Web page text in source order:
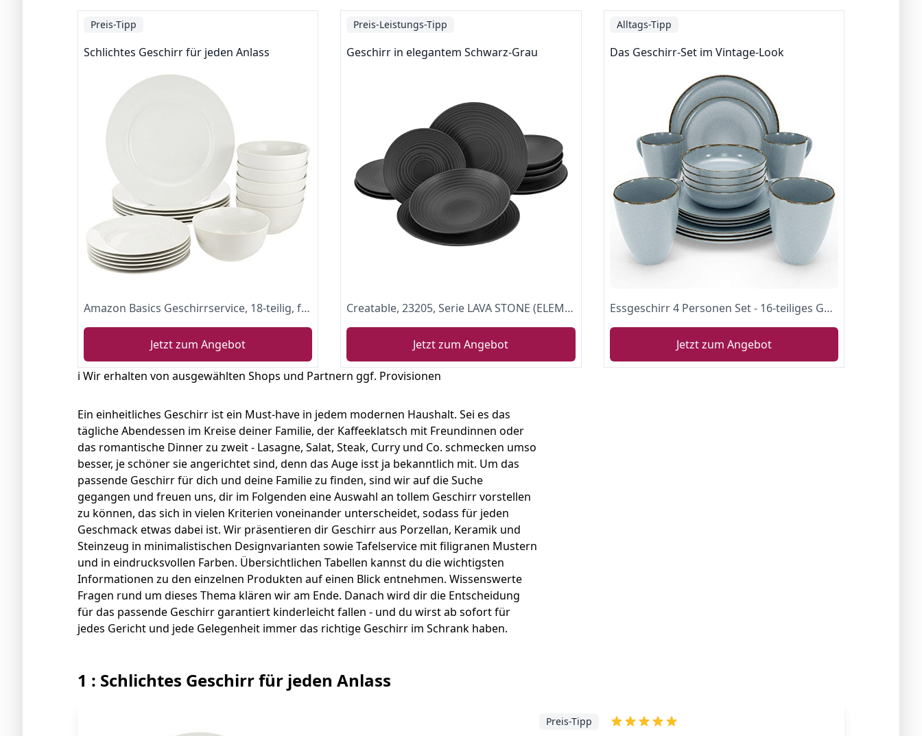
Preis-Tipp
Schlichtes Geschirr für jeden Anlass
Amazon Basics Geschirrservice, 18-teilig, für 6 Personen
Jetzt zum Angebot
Preis-Leistungs-Tipp
Geschirr in elegantem Schwarz-Grau
Creatable, 23205, Serie LAVA STONE (ELEMENTS Collection), Geschirrset, Tafelservice 12 teilig, Steinzeug
Jetzt zum Angebot
Alltags-Tipp
Das Geschirr-Set im Vintage-Look
Essgeschirr 4 Personen Set - 16-teiliges Geschirrset im Trendy Rustikalen Design in Blau - Spülmaschinenfestes Porzellan - Pure Living
Jetzt zum Angebot
ℹ️ Wir erhalten von ausgewählten Shops und Partnern ggf. Provisionen
Ein einheitliches Geschirr ist ein Must-have in jedem modernen Haushalt. Sei es das
tägliche Abendessen im Kreise deiner Familie, der Kaffeeklatsch mit Freundinnen oder
das romantische Dinner zu zweit - Lasagne, Salat, Steak, Curry und Co. schmecken umso
besser, je schöner sie angerichtet sind, denn das Auge isst ja bekanntlich mit. Um das
passende Geschirr für dich und deine Familie zu finden, sind wir auf die Suche
gegangen und freuen uns, dir im Folgenden eine Auswahl an tollem Geschirr vorstellen
zu können, das sich in vielen Kriterien voneinander unterscheidet, sodass für jeden
Geschmack etwas dabei ist. Wir präsentieren dir Geschirr aus Porzellan, Keramik und
Steinzeug in minimalistischen Designvarianten sowie Tafelservice mit filigranen Mustern
und in eindrucksvollen Farben. Übersichtlichen Tabellen kannst du die wichtigsten
Informationen zu den einzelnen Produkten auf einen Blick entnehmen. Wissenswerte
Fragen rund um dieses Thema klären wir am Ende. Danach wird dir die Entscheidung
für das passende Geschirr garantiert kinderleicht fallen - und du wirst ab sofort für
jedes Gericht und jede Gelegenheit immer das richtige Geschirr im Schrank haben.
1 : Schlichtes Geschirr für jeden Anlass
Preis-Tipp